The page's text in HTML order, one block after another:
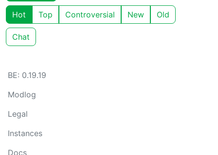
Hot Top Controversial New Old
Chat
BE: 0.19.19
Modlog
Legal
Instances
Docs